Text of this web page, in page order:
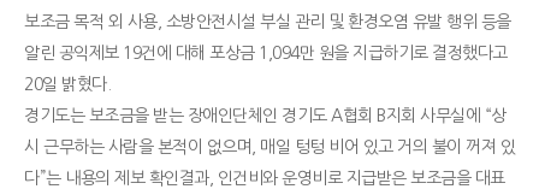
보조금 목적 외 사용, 소방안전시설 부실 관리 및 환경오염 유발 행위 등을
알린 공익제보 19건에 대해 포상금 1,094만 원을 지급하기로 결정했다고
20일 밝혔다.
경기도는 보조금을 받는 장애인단체인 경기도 A협회 B지회 사무실에 “상
시 근무하는 사람을 본적이 없으며, 매일 텅텅 비어 있고 거의 불이 꺼져 있
다”는 내용의 제보 확인결과, 인건비와 운영비로 지급받은 보조금을 대표